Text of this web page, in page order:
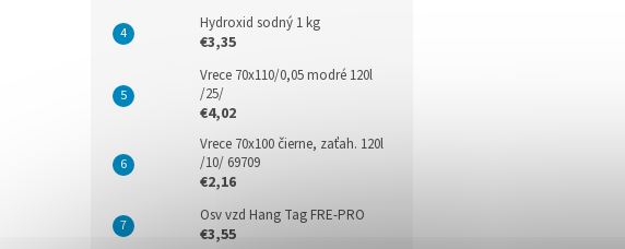
Hydroxid sodný 1 kg
€3,35
Vrece 70x110/0,05 modré 120l
/25/
€4,02
Vrece 70x100 čierne, zaťah. 120l
/10/ 69709
€2,16
Osv vzd Hang Tag FRE-PRO
€3,55